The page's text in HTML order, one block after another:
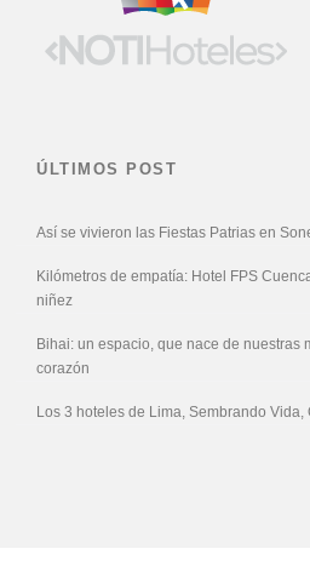
ÚLTIMOS POST
Así se vivieron las Fiestas Patrias en
Kilómetros de empatía: Hotel FPS
niñez
Bihai: un espacio, que nace de nuestras
corazón
Los 3 hoteles de Lima, Sembrando Vida,